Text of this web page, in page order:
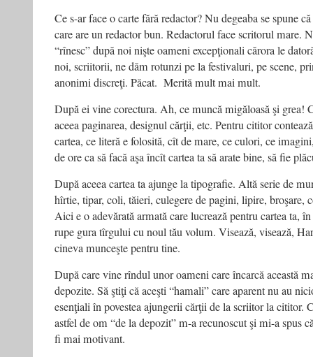
Ce s-ar face o carte fără redactor? Nu degeaba se spune
care are un redactor bun. Redactorul face scritorul mare.
“rînesc” după noi nişte oameni excepţionali cărora le
noi, scriitorii, ne dăm rotunzi pe la festivaluri, pe scene,
anonimi discreţi. Păcat. Merită mult mai mult.
După ei vine corectura. Ah, ce muncă migăloasă şi grea!
aceea paginarea, designul cărţii, etc. Pentru cititor
cartea, ce literă e folosită, cît de mare, ce culori, ce
de ore ca să facă aşa încît cartea ta să arate bine, să fie
După aceea cartea ta ajunge la tipografie. Altă serie de
hîrtie, tipar, coli, tăieri, culegere de pagini, lipire, broşare,
Aici e o adevărată armată care lucrează pentru cartea ta,
rupe gura tîrgului cu noul tău volum. Visează, visează,
cineva munceşte pentru tine.
După care vine rîndul unor oameni care încarcă această
depozite. Să ştiţi că aceşti “hamali” care aparent nu au
esenţiali în povestea ajungerii cărţii de la scriitor la cititor.
astfel de om “de la depozit” m-a recunoscut şi mi-a spus
fi mai motivant.